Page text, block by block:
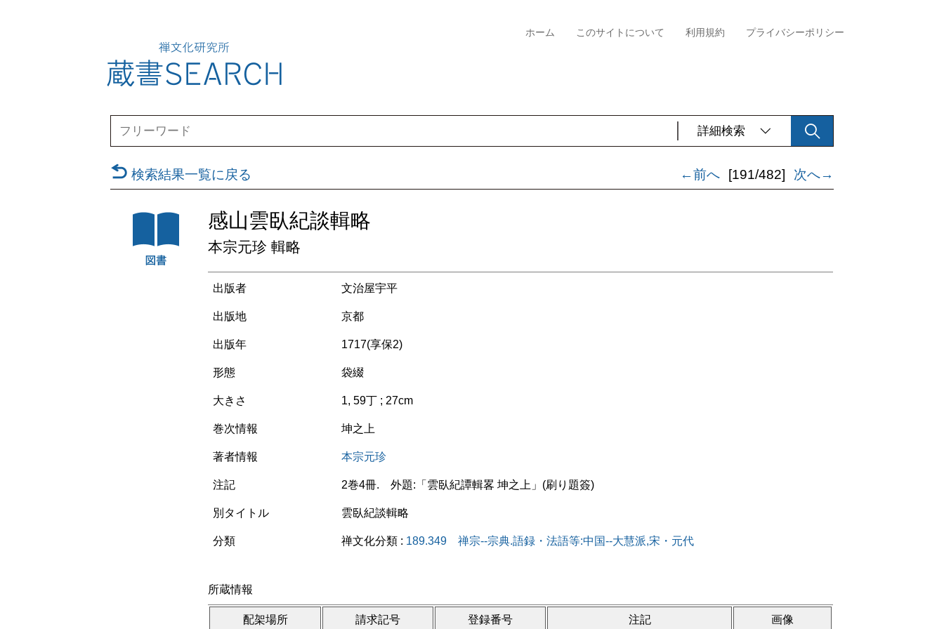
ホーム このサイトについて 利用規約 プライバシーポリシー
詳細検索
検索結果一覧に戻る ←前へ [191/482] 次へ→
感山雲臥紀談輯略
本宗元珍 輯略
出版者 文治屋宇平
出版地 京都
出版年 1717(享保2)
形態 袋綴
大きさ 1, 59丁 ; 27cm
巻次情報 坤之上
著者情報 本宗元珍
注記 2巻4冊. 外題:「雲臥紀譚輯畧 坤之上」(刷り題簽)
別タイトル 雲臥紀談輯略
分類 禅文化分類 : 189.349 禅宗--宗典.語録・法語等:中国--大慧派,宋・元代
所蔵情報
配架場所 請求記号 登録番号 注記 画像